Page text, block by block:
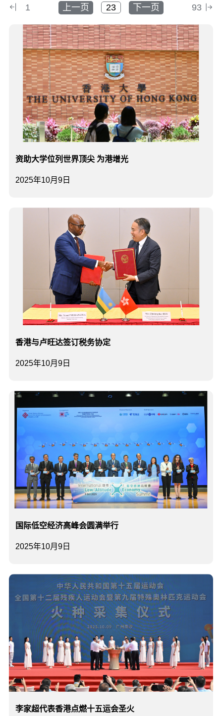
1 上一页 下一页 93
2025年10月9日
资助大学位列世界顶尖 为港增光
2025年10月9日
香港与卢旺达签订税务协定
2025年10月9日
国际低空经济高峰会圆满举行
李家超代表香港点燃十五运会圣火